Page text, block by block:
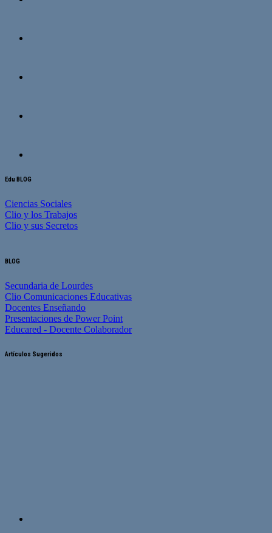
Edu BLOG
Ciencias Sociales
Clio y los Trabajos
Clio y sus Secretos
BLOG
Secundaria de Lourdes
Clio Comunicaciones Educativas
Docentes Enseñando
Presentaciones de Power Point
Educared - Docente Colaborador
Artículos Sugeridos